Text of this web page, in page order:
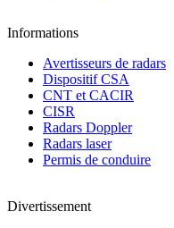
Informations
Avertisseurs de radars
Dispositif CSA
CNT et CACIR
CISR
Radars Doppler
Radars laser
Permis de conduire
Divertissement